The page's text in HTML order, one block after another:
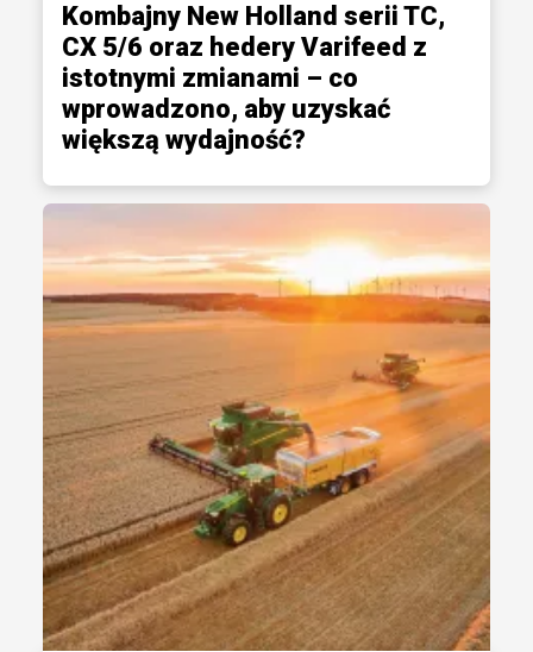
Kombajny New Holland serii TC,
CX 5/6 oraz hedery Varifeed z
istotnymi zmianami – co
wprowadzono, aby uzyskać
większą wydajność?